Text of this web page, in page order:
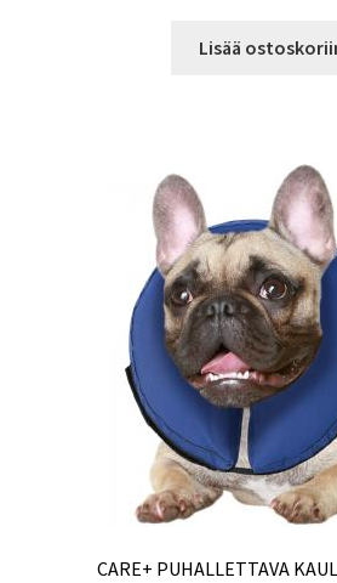
Lisää
CARE+ PUHALLETTAVA